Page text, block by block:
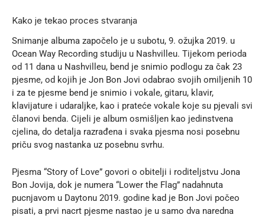
Kako je tekao proces stvaranja
Snimanje albuma započelo je u subotu, 9. ožujka 2019. u
Ocean Way Recording studiju u Nashvilleu. Tijekom perioda
od 11 dana u Nashvilleu, bend je snimio podlogu za čak 23
pjesme, od kojih je Jon Bon Jovi odabrao svojih omiljenih 10
i za te pjesme bend je snimio i vokale, gitaru, klavir,
klavijature i udaraljke, kao i prateće vokale koje su pjevali svi
članovi benda. Cijeli je album osmišljen kao jedinstvena
cjelina, do detalja razrađena i svaka pjesma nosi posebnu
priču svog nastanka uz posebnu svrhu.
Pjesma “Story of Love” govori o obitelji i roditeljstvu Jona
Bon Jovija, dok je numera “Lower the Flag” nadahnuta
pucnjavom u Daytonu 2019. godine kad je Bon Jovi počeo
pisati, a prvi nacrt pjesme nastao je u samo dva naredna